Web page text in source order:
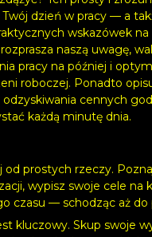
dzień w pracy — a
wskazówek
naszą uwagę,
pracy na później i
roboczej. Ponadto
cennych
każdą minutę dnia.
od prostych rzeczy.
wypisz swoje cele na
czasu — schodząc aż
kluczowy. Skup swoje